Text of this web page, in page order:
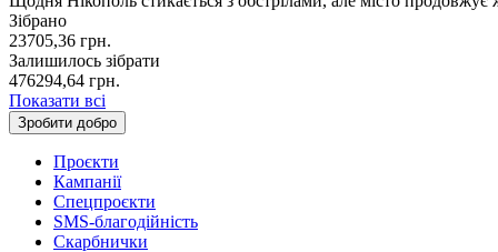
Зібрано
23705,36 грн.
Залишилось зібрати
476294,64 грн.
Показати всі
Зробити добро
Проєкти
Кампанії
Спецпроєкти
SMS-благодійність
Скарбнички